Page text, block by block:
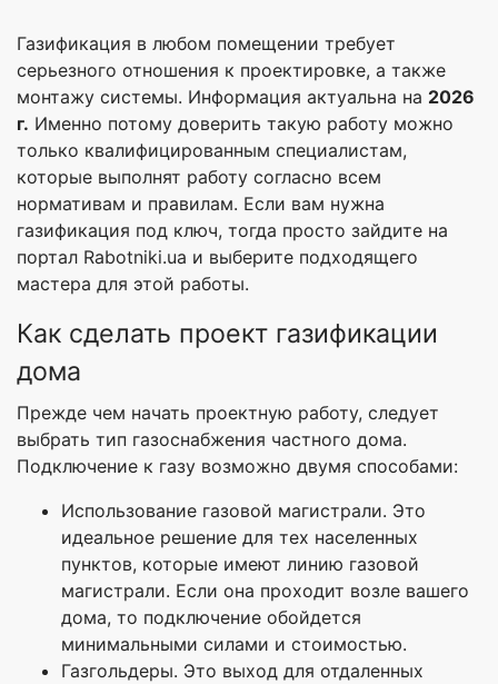
Газификация в любом помещении требует
серьезного отношения к проектировке, а также
монтажу системы. Информация актуальна на 2026
г. Именно потому доверить такую работу можно
только квалифицированным специалистам,
которые выполнят работу согласно всем
нормативам и правилам. Если вам нужна
газификация под ключ, тогда просто зайдите на
портал Rabotniki.ua и выберите подходящего
мастера для этой работы.
Как сделать проект газификации
дома
Прежде чем начать проектную работу, следует
выбрать тип газоснабжения частного дома.
Подключение к газу возможно двумя способами:
Использование газовой магистрали. Это
идеальное решение для тех населенных
пунктов, которые имеют линию газовой
магистрали. Если она проходит возле вашего
дома, то подключение обойдется
минимальными силами и стоимостью.
Газгольдеры. Это выход для отдаленных